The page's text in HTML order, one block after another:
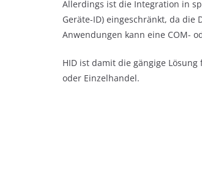
Allerdings ist die Integration in
Geräte-ID) eingeschränkt, da
Anwendungen kann eine COM-
HID ist damit die gängige
oder Einzelhandel.